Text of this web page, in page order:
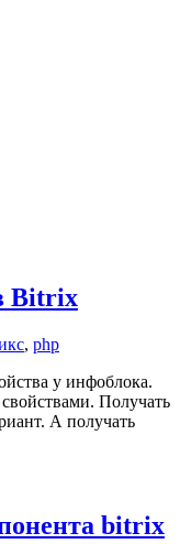
Bitrix
, php
у инфоблока.
Получать
А получать
bitrix